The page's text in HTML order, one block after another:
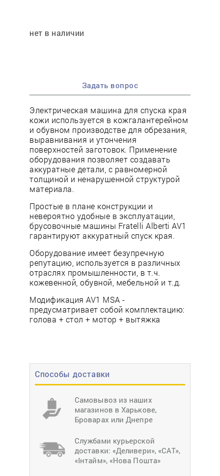
Способы доставки
Самовывоз из наших
магазинов в Харькове,
Броварах или Днепре
Службами курьерской
доставки: «Деливери», «САТ»,
«Інтайм», «Нова Пошта»
нет в наличии
Задать вопрос
Электрическая машина для спуска края
кожи используется в кожгалантерейном
и обувном производстве для обрезания,
выравнивания и утончения
поверхностей заготовок. Применение
оборудования позволяет создавать
аккуратные детали, с равномерной
толщиной и ненарушенной структурой
материала.
Простые в плане конструкции и
невероятно удобные в эксплуатации,
брусовочные машины Fratelli Alberti AV1
гарантируют аккуратный спуск края.
Оборудование имеет безупречную
репутацию, используется в различных
отраслях промышленности, в т.ч.
кожевенной, обувной, мебельной и т.д.
Модификация AV1 MSA -
предусматривает собой комплектацию:
голова + стол + мотор + вытяжка